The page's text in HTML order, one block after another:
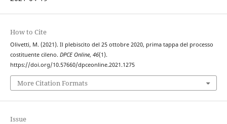
How to Cite
Olivetti, M. (2021). Il plebiscito del 25 ottobre 2020, prima tappa del processo
costituente cileno. DPCE Online, 46(1).
https://doi.org/10.57660/dpceonline.2021.1275
More Citation Formats
Issue